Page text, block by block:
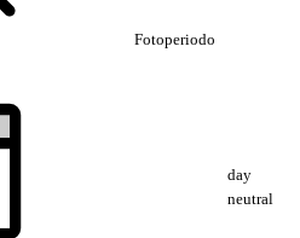
Fotoperiodo
day
neutral